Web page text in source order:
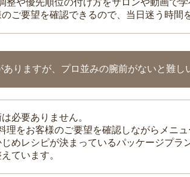
ご要望を確認できるので、当日迷う時間
ありますが、プロ並みの腕前がないと難し
必要ありません。
をお客様のご要望を確認しながらメニュ
めレシピが決まっているパッケージプ
ています。